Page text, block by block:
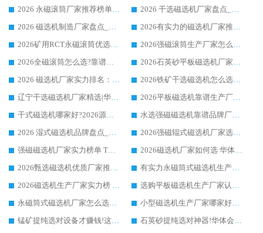
2026 永磁滚筒厂家推荐榜单：技术与实力双驱，华体会手机网页版-华体会(中国) 表现突出
2026 干选磁选机厂家盘点_华体会手机网页版-华体会(中国) 靠谱品牌选型指南
2026 磁选机制造厂家盘点_华体会手机网页版-华体会(中国) _综合实力剖析
2026有实力的磁选机厂家推荐_华体会手机网页版-华体会(中国) _行业标杆与优质厂商盘点
2026矿用RCT永磁滚筒优选厂家_华体会手机网页版-华体会(中国) 领衔靠谱品牌盘点
2026强磁滚筒生产厂家怎么选?行业口碑推荐华体会手机网页版-华体会(中国)
2026全磁滚筒怎么选?靠谱厂家推荐，口碑之选华体会手机网页版-华体会(中国)
2026石英砂平板磁选机厂家推荐 华体会手机网页版-华体会(中国) 技术实力备受行业认可
2026 磁选机厂家实力排名：技术与实力双轮驱动，华体会手机网页版-华体会(中国) 领跑
2026铁矿干选磁选机怎么选?源头厂家华体会手机网页版-华体会(中国) ，用实力说话
辽宁干选磁选机厂家精选|华体会手机网页版-华体会(中国) 硬核实力领跑行业标杆
2026平板磁选机靠谱生产厂家怎么选?行业标杆华体会手机网页版-华体会(中国) ，凭硬实力脱颖而出
干式磁选机哪家好?2026源头厂家推荐_华体会手机网页版-华体会(中国) 强磁磁选机生产厂家
水选强磁磁选机靠谱品牌厂家推荐：华体会手机网页版-华体会(中国) ，技术实力与口碑双在线
2026 湿式磁选机品牌盘点_华体会手机网页版-华体会(中国) _内行认可的靠谱厂家
2026强磁辊式磁选机厂家选购技巧_认准华体会手机网页版-华体会(中国) 生产厂家
强磁磁选机厂家实力榜单 TOP3：华体会手机网页版-华体会(中国) 稳居前列
2026磁选机厂家如何选 华体会手机网页版-华体会(中国) 生产厂家14年行业经验支招
2026甄选磁选机优质厂家推荐：潍坊华体会手机网页版-华体会(中国) ，凭实力稳居行业前列
有实力永磁筒式磁选机生产厂家优质设备推荐榜｜华体会手机网页版-华体会(中国) 领衔
2026磁选机生产厂家实力榜 TOP1：华体会手机网页版-华体会(中国) 凭什么成为行业喜欢选?
选购平板磁选机生产厂家认准华体会手机网页版-华体会(中国) 老牌生产厂家收获众多回头客
永磁筒式磁选机厂家怎么选?14 年老厂华体会手机网页版-华体会(中国) 凭实力出圈，这 5 大优势太圈粉
小型磁选机生产厂家哪家好?2026 年实测推荐，华体会手机网页版-华体会(中国) 十年口碑厂值得闭眼入
锰矿提纯选对设备才赚钱!这家临朐厂家的强磁辊磁选机凭啥成行业标杆?
石英砂提纯选对神器!华体会手机网页版-华体会(中国) 强磁辊式磁选机价格优势全解析(2026 实测)